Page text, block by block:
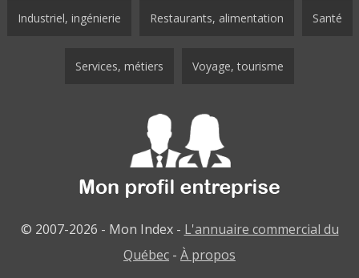
Industriel, ingénierie Restaurants, alimentation Santé
Services, métiers Voyage, tourisme
© 2007-2026 - Mon Index - L'annuaire commercial du
Québec - À propos